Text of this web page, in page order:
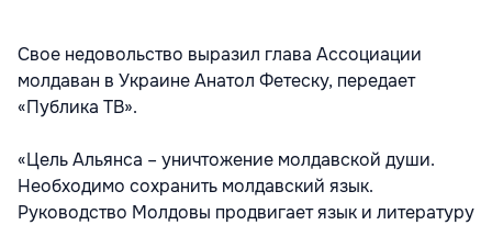
Свое недовольство выразил глава Ассоциации
молдаван в Украине Анатол Фетеску, передает
«Публика ТВ».
«Цель Альянса – уничтожение молдавской души.
Необходимо сохранить молдавский язык.
Руководство Молдовы продвигает язык и литературу